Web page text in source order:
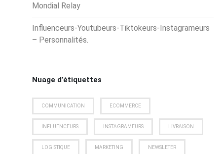
Mondial Relay
Influenceurs-Youtubeurs-Tiktokeurs-Instagrameurs
– Personnalités.
Nuage d’étiquettes
COMMUNICATION ECOMMERCE
INFLUENCEURS INSTAGRAMEURS LIVRAISON
LOGISTIQUE MARKETING NEWSLETER